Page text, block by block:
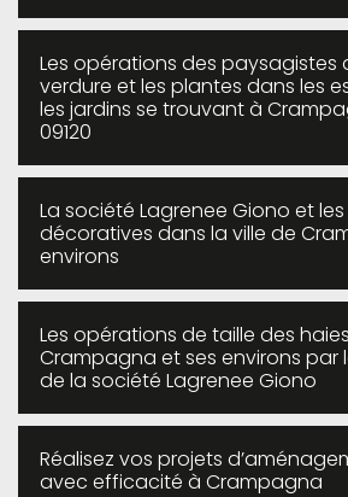
Les opérations des paysagistes
verdure et les plantes dans les
les jardins se trouvant à
09120
La société Lagrenee Giono et
décoratives dans la ville de
environs
Les opérations de taille des
Crampagna et ses environs par
de la société Lagrenee Giono
Réalisez vos projets
avec efficacité à Crampagna